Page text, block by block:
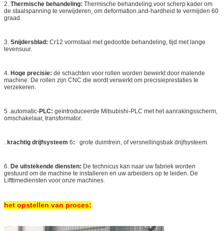
2. Thermische behandeling: Thermische behandeling voor scherp kader om
de staalspanning te verwijderen, om deformation.and-hardheid te vermijden 60
graad.
3. Snijdersblad: Cr12 vormstaal met gedoofde behandeling, tijd met lange
levensuur.
4. Hoge precisie: de schachten voor rollen worden bewerkt door malende
machine. De rollen zijn CNC die wordt verwerkt om precisieprestaties te
verzekeren.
5 .automatic-PLC: geïntroduceerde Mitsubishi-PLC met het aanrakingsscherm,
omschakelaar, transformator.
. krachtig drijfsysteem 6: grote duimtrein, of versnellingsbak drijfsysteem.
6. De uitstekende diensten: De technicus kan naar uw fabriek worden
gestuurd om de machine te installeren en uw arbeiders op te leiden. De
Lifttimediensten voor onze machines.
het opstellen van proces: